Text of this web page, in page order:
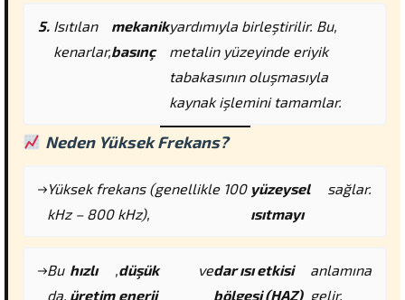
Isıtılan
kenarlar,
mekanik
basınç
yardımıyla birleştirilir. Bu,
metalin yüzeyinde eriyik
tabakasının oluşmasıyla
kaynak işlemini tamamlar.
Neden Yüksek Frekans?
Yüksek frekans (genellikle 100
kHz – 800 kHz),
yüzeysel
ısıtmayı
sağlar.
Bu
da,
hızlı
üretim
,düşük
enerji
vedar ısı etkisi
bölgesi (HAZ)
anlamına
gelir.